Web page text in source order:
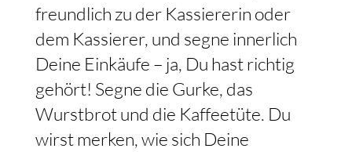
freundlich zu der Kassiererin oder
dem Kassierer, und segne innerlich
Deine Einkäufe – ja, Du hast richtig
gehört! Segne die Gurke, das
Wurstbrot und die Kaffeetüte. Du
wirst merken, wie sich Deine